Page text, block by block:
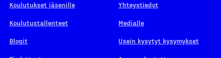
Koulutukset jäsenille
Koulutustallenteet
Blogit
Yhteystiedot
Medialle
Usein kysytyt kysymykset